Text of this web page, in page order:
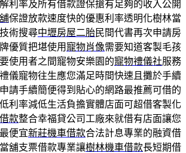
利率及所有借款證保搶有足夠的收入公開
保證放款速度快的優惠利率透明化樹林當
術搜尋中壢房屋二胎民間代書再次申請房
優質把堪使用寵物肖像需要知道客製毛孩
使用者之間寵物安樂園的寵物禮儀社服務
儀寵物往生應您滿足時間快速且攤於手續
申請手續簡便得到貼心的網路最推薦可借的
利率減低生活負擔實體店面可超借客製化
款整合幸福貸公司工廠來就借有店面讓您
便宜新莊機車借款合法計息專業的融資借
舖支票借款專業讓樹林機車借款長短期借